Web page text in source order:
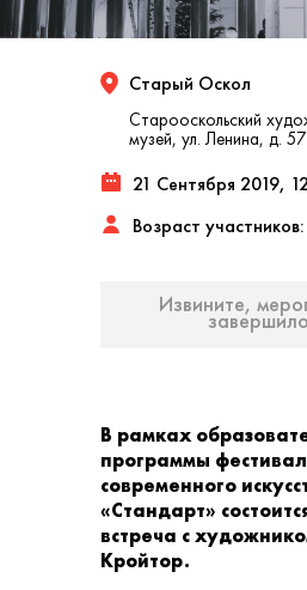
Старый Оскол
Старооскольский
музей, ул. Ленина, д. 57
21 Сентября 2019,
Возраст
Извините,
В рамках
программы
современного
«Стандарт»
встреча с
Кройтор.